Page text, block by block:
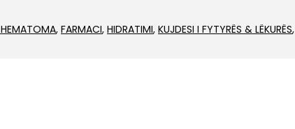
, FARMACI, HIDRATIMI, KUJDESI I FYTYRËS & LËKURËS,